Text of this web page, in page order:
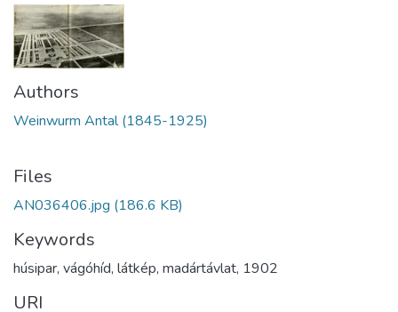
Authors
Weinwurm Antal (1845-1925)
Files
AN036406.jpg (186.6 KB)
Keywords
húsipar, vágóhíd, látkép, madártávlat, 1902
URI